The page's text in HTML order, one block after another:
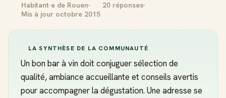
Habitant·e de Rouen
20 réponses
Mis à jour octobre 2015
LA SYNTHÈSE DE LA COMMUNAUTÉ
Un bon bar à vin doit conjuguer sélection de
qualité, ambiance accueillante et conseils avertis
pour accompagner la dégustation. Une adresse se